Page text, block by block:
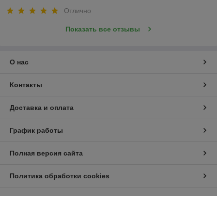
Отлично
Показать все отзывы
О нас
Контакты
Доставка и оплата
График работы
Полная версия сайта
Политика обработки cookies
Сайт создан на платформе Deal.by